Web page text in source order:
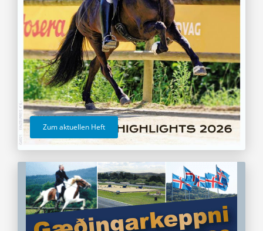
Zum aktuellen Heft